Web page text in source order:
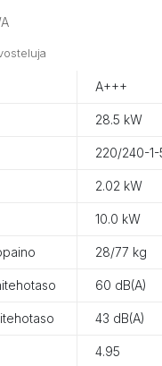
A+++
28.5 kW
220/240-
2.02 kW
10.0 kW
28/77 kg
60 dB(A)
43 dB(A)
4.95